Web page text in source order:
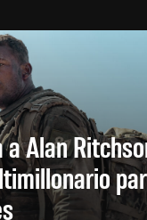
Alan